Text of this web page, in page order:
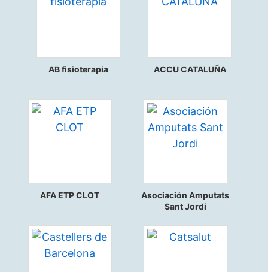
AB fisioterapia ACCU CATALUÑA
AFA ETP CLOT
Asociación Amputats
Sant Jordi